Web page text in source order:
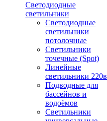
Светодиодные
светильники
Светодиодные
светильники
потолочные
Светильники
точечные (Spot)
Линейные
светильники 220в
Подводные для
бассейнов и
водоёмов
Светильники